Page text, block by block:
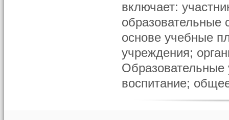
включает:
образовательные
основе учебные
учреждения;
воспитание;